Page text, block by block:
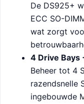
De DS925+
ECC SO-
wat zorgt
4 Drive Bays
Beheer tot 4
razendsnelle
ingebouwde